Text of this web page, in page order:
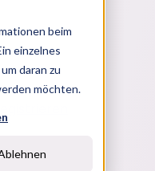
beim
einzelnes
daran zu
möchten.